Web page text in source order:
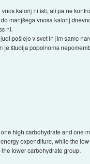
kalorij ni isti, ali pa ne
manjšega vnosa kalorij
ni.
pošlejo v svet in jim samo
je študija popolnoma
high carbohydrate and one
expenditure, while the
lower carbohydrate group.